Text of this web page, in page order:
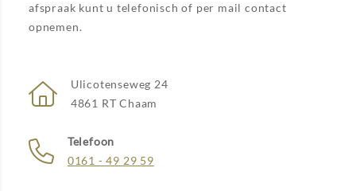
afspraak kunt u telefonisch of per mail contact
opnemen.
Ulicotenseweg 24
4861 RT Chaam
Telefoon
0161 - 49 29 59